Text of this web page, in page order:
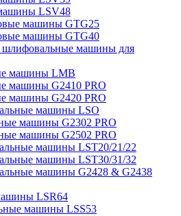
LSV48
машины GTG25
машины GTG40
шлифовальные машины для
машины LMB
машины G2410 PRO
машины G2420 PRO
машины LSO
машины G2302 PRO
машины G2502 PRO
машины LST20/21/22
машины LST30/31/32
машины G2428 & G2438
LSR64
машины LSS53